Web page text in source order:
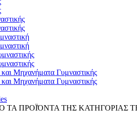
Μηχανήματα Γυμναστικής
Μηχανήματα Γυμναστικής
ΤΑ ΠΡΟΪΌΝΤΑ ΤΗΣ ΚΑΤΗΓΟΡΙΑΣ